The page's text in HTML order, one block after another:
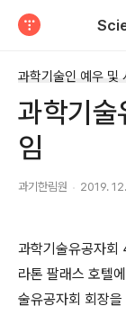
과학기
임
과기한림원 2019.
과학기술유공자회
라톤 팔래스 호텔
술유공자회 회장